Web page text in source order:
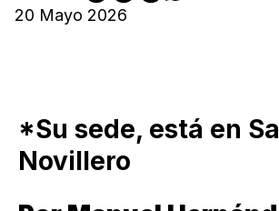
20 Mayo 2026
*Su sede, está en
Novillero